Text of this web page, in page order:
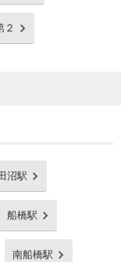
２
沼駅
船橋駅
南船橋駅